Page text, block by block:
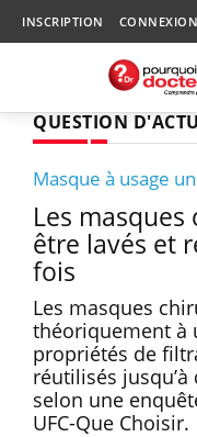
INSCRIPTION CONNEXION
QUESTION D'ACTU
Masque à usage
Les
être lavés et
fois
Les masques
théoriquement à
propriétés de
réutilisés jusqu’à
selon une
UFC-Que Choisir.